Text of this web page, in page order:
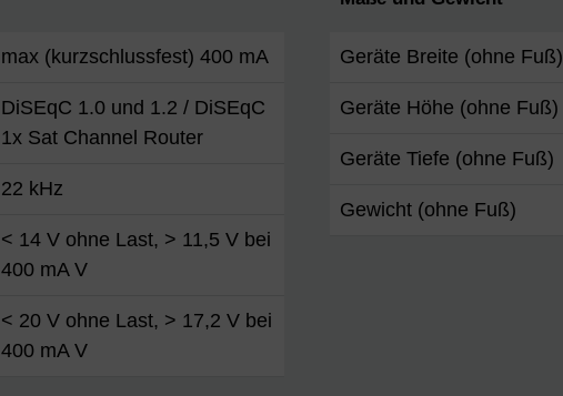
max (kurzschlussfest) 400 mA
DiSEqC 1.0 und 1.2 / DiSEqC
1x Sat Channel Router
22 kHz
< 14 V ohne Last, > 11,5 V bei
400 mA V
< 20 V ohne Last, > 17,2 V bei
400 mA V
Geräte Breite (ohne Fuß)
Geräte Höhe (ohne Fuß)
Geräte Tiefe (ohne Fuß)
Gewicht (ohne Fuß)